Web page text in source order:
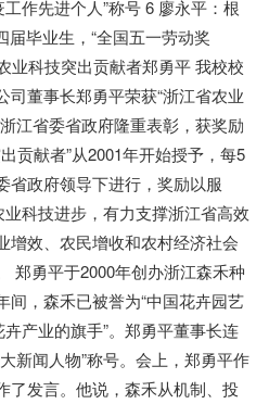
作先进个人”称号 6 廖永平：根
届毕业生，“全国五一劳动奖
业科技突出贡献者郑勇平 我校校
董事长郑勇平荣获“浙江省农业
江省委省政府隆重表彰，获奖励
贡献者”从2001年开始授予，每5
省政府领导下进行，奖励以服
业科技进步，有力支撑浙江省高效
增效、农民增收和农村经济社会
郑勇平于2000年创办浙江森禾种
间，森禾已被誉为“中国花卉园艺
产业的旗手”。郑勇平董事长连
新闻人物”称号。会上，郑勇平作
了发言。他说，森禾从机制、投